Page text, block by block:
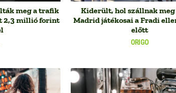
meg a trafik
2,3 millió forint
ORIGO
Kiderült, hol szállnak meg
Madrid játékosai a Fradi
előtt